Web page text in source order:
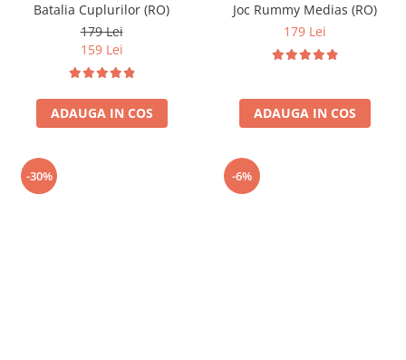
Batalia Cuplurilor (RO)
179 Lei
159 Lei
ADAUGA IN COS
Joc Rummy Medias (RO)
179 Lei
ADAUGA IN COS
-30% -6%